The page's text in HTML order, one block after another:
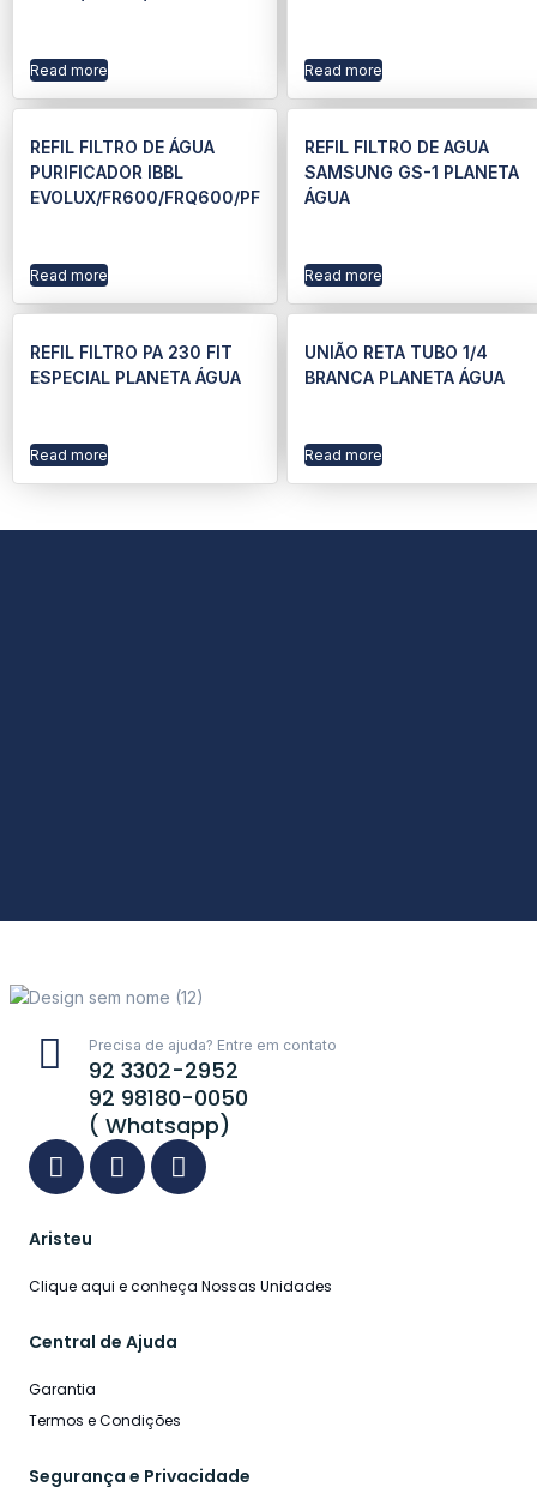
Read more Read more
REFIL FILTRO DE ÁGUA
PURIFICADOR IBBL
EVOLUX/FR600/FRQ600/PF
Read more
REFIL FILTRO DE AGUA
SAMSUNG GS-1 PLANETA
ÁGUA
Read more
REFIL FILTRO PA 230 FIT
ESPECIAL PLANETA ÁGUA
Read more
UNIÃO RETA TUBO 1/4
BRANCA PLANETA ÁGUA
Read more
Precisa de ajuda? Entre em contato
92 3302-2952
92 98180-0050
( Whatsapp)
Aristeu
Clique aqui e conheça Nossas Unidades
Central de Ajuda
Garantia
Termos e Condições
Segurança e Privacidade